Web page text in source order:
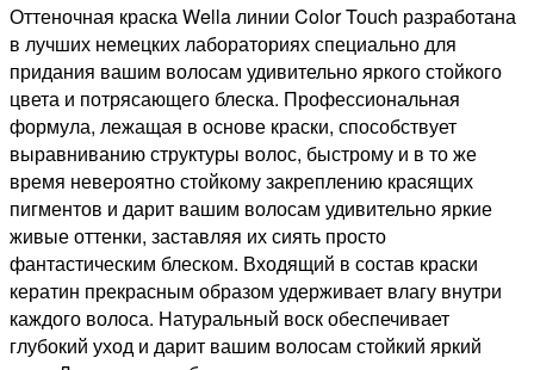
ВОЛОС
СВЕТЛО-
КОРИЧНЕВЫЙ
МАХАГОН,
60мл
Оттеночная краска Wella линии Color Touch разработана
в лучших немецких лабораториях специально для
придания вашим волосам удивительно яркого стойкого
цвета и потрясающего блеска. Профессиональная
формула, лежащая в основе краски, способствует
выравниванию структуры волос, быстрому и в то же
время невероятно стойкому закреплению красящих
пигментов и дарит вашим волосам удивительно яркие
живые оттенки, заставляя их сиять просто
фантастическим блеском. Входящий в состав краски
кератин прекрасным образом удерживает влагу внутри
каждого волоса. Натуральный воск обеспечивает
глубокий уход и дарит вашим волосам стойкий яркий